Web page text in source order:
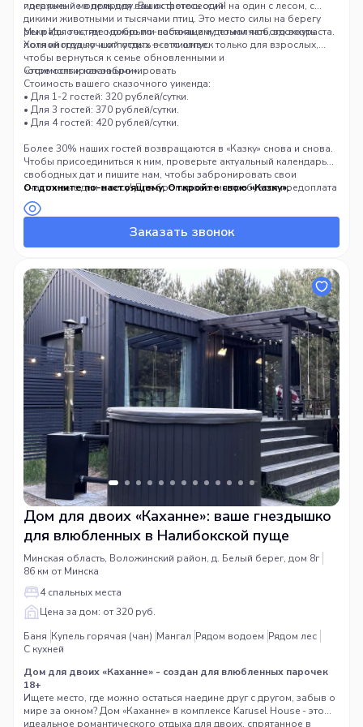
идеальный модель для ваших фотосессий!
погружение в природу. Вы остаетесь один на один с лесом, с
дикими животными и тысячами птиц. Это место силы на берегу
реки Ислочь, где можно по-настоящему помолчать, вдохнуть
полной грудью и отпустить все лишнее.
Мы рады гостям с добрыми собаками и детьми любого возраста.
Хотя иногда лучший отдых — это отпуск только для взрослых,
чтобы вернуться к семье обновленными и
«отремонтированными».
Стоимость и как забронировать
Стоимость вашего сказочного уикенда:
• Для 1-2 гостей: 320 рублей/сутки.
• Для 3 гостей: 370 рублей/сутки.
• Для 4 гостей: 420 рублей/сутки.
Более 30% наших гостей возвращаются в «Казку» снова и снова.
Чтобы присоединиться к ним, проверьте актуальный календарь
свободных дат и пишите нам, чтобы забронировать свои
счастливые дни в лесу! Для бронирования требуется предоплата
100 рублей.
Отдохните по-настоящему. Откройте свою «Казку».
Заказать звонок
Дом для двоих «Каханне»: ваше гнездышко
для влюбленных в Налибокской пуще
Минская область, Воложинский район, д. Белый берег, дом 8г
86 км от Минска
4 спальных места
Цена за дом: от 320 руб.
Баня Купель горячая (чан) Мангал Рядом водоем Рядом лес
С кухней
Дом для двоих «Каханне» - создан для влюбленных парочек
18+
Ищете место, где можно остаться наедине друг с другом, забыв о
мире за окном? Дом «Каханне» в комплексе Karusel House - это
идеальное романтического отдыха для двоих, спрятанное в